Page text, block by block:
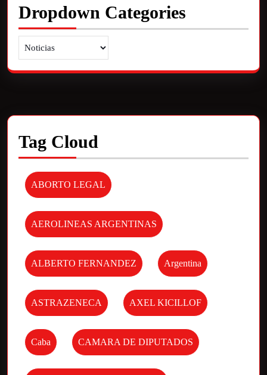
Dropdown Categories
Tag Cloud
ABORTO LEGAL
AEROLINEAS ARGENTINAS
ALBERTO FERNANDEZ Argentina
ASTRAZENECA AXEL KICILLOF
Caba CAMARA DE DIPUTADOS